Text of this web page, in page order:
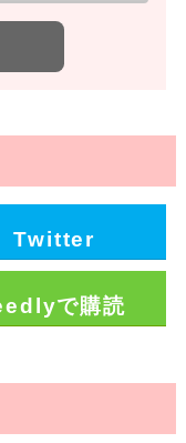
Twitter
で購読